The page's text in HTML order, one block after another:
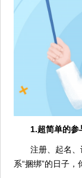
1.超简单的参
注册、起名
系“捆绑”的日子，